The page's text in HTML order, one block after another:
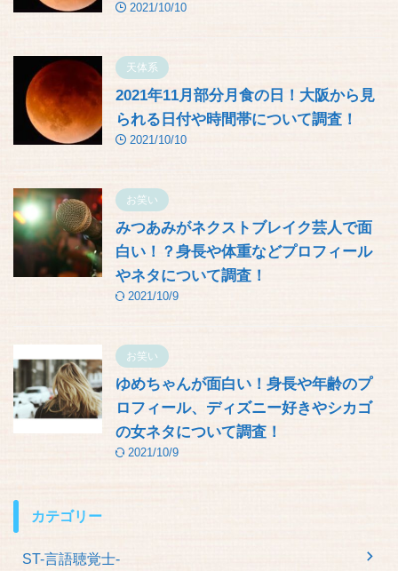
2021/10/10
天体系
2021年11月部分月食の日！大阪から見
られる日付や時間帯について調査！
2021/10/10
お笑い
みつあみがネクストブレイク芸人で面
白い！？身長や体重などプロフィール
やネタについて調査！
2021/10/9
お笑い
ゆめちゃんが面白い！身長や年齢のプ
ロフィール、ディズニー好きやシカゴ
の女ネタについて調査！
2021/10/9
カテゴリー
ST-言語聴覚士-